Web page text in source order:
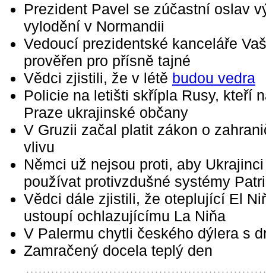
Prezident Pavel se zúčastní oslav
vylodění v Normandii
Vedoucí prezidentské kanceláře
prověřen pro přísně tajné
Vědci zjistili, že v létě budou vedra
Policie na letišti skřípla Rusy, kteří
Praze ukrajinské občany
V Gruzii začal platit zákon o
vlivu
Němci už nejsou proti, aby
používat protivzdušné systémy
Vědci dále zjistili, že oteplující El
ustoupí ochlazujícímu La Niňa
V Palermu chytli českého dýlera s
Zamračený docela teplý den